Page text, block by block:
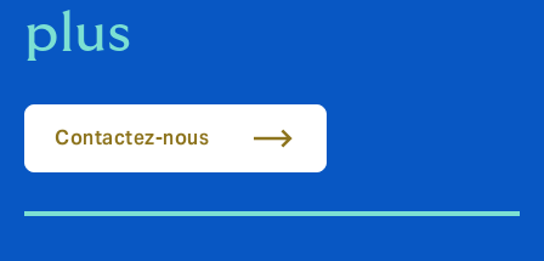
plus
Contactez-nous